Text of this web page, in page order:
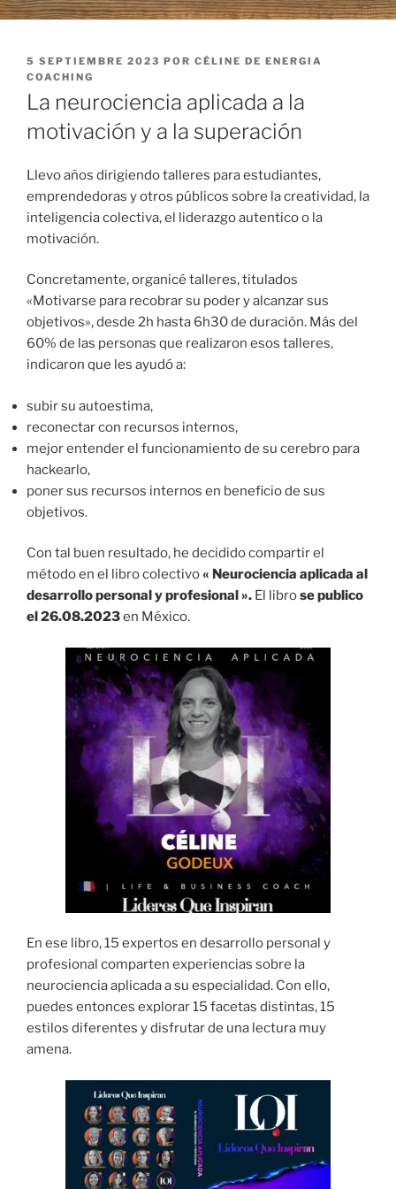
PUBLICADO
EL
5 SEPTIEMBRE 2023 POR CÉLINE DE ENERGIA
COACHING
La neurociencia aplicada a la
motivación y a la superación
Llevo años dirigiendo talleres para estudiantes,
emprendedoras y otros públicos sobre la creatividad, la
inteligencia colectiva, el liderazgo autentico o la
motivación.
Concretamente, organicé talleres, titulados
«Motivarse para recobrar su poder y alcanzar sus
objetivos», desde 2h hasta 6h30 de duración. Más del
60% de las personas que realizaron esos talleres,
indicaron que les ayudó a:
subir su autoestima,
reconectar con recursos internos,
mejor entender el funcionamiento de su cerebro para
hackearlo,
poner sus recursos internos en beneficio de sus
objetivos.
Con tal buen resultado, he decidido compartir el
método en el libro colectivo« Neurociencia aplicada al
desarrollo personal y profesional ». El librose publico
el 26.08.2023en México.
En ese libro, 15 expertos en desarrollo personal y
profesional comparten experiencias sobre la
neurociencia aplicada a su especialidad. Con ello,
puedes entonces explorar 15 facetas distintas, 15
estilos diferentes y disfrutar de una lectura muy
amena.